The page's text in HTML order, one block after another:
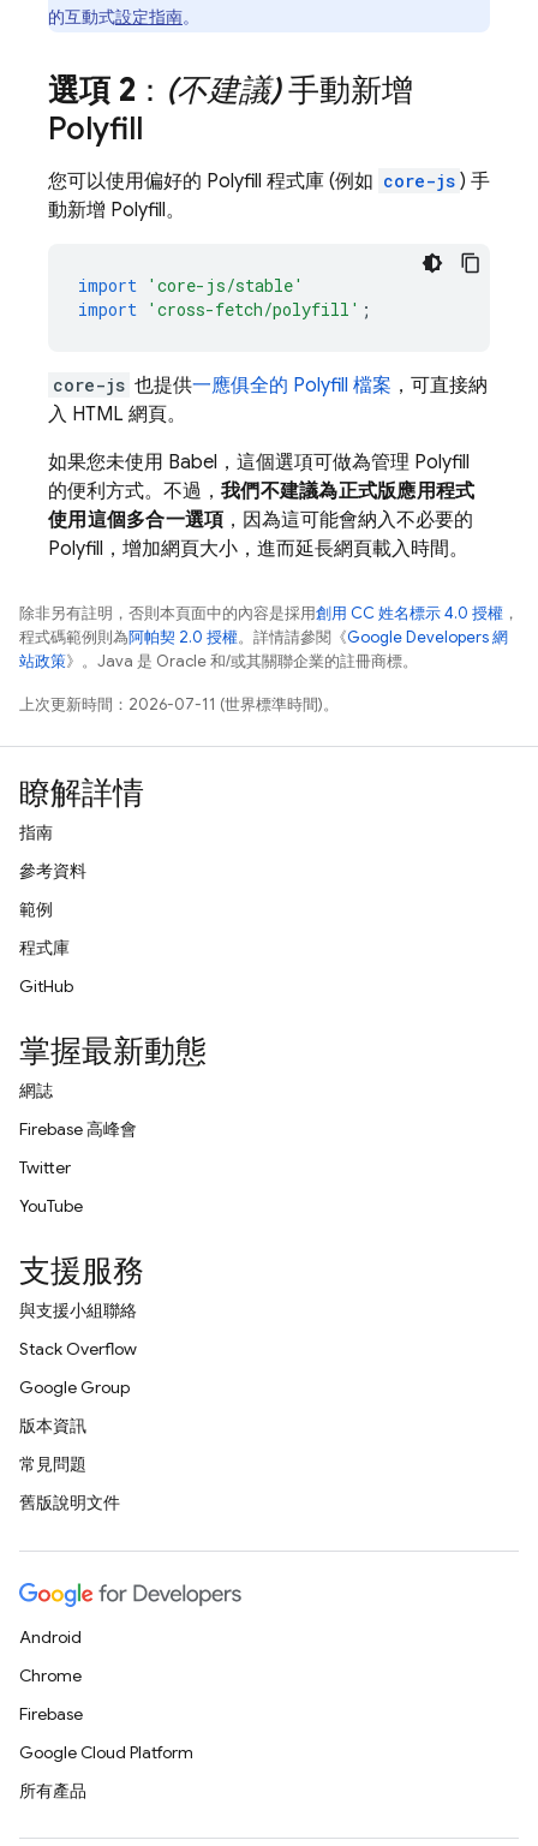
的互動式設定指南。
選項 2 ： (不建議)手動新增
Polyfill
您可以使用偏好的 Polyfill 程式庫 (例如 core-js ) 手
動新增 Polyfill。
import
'core-js/stable'
import
'cross-fetch/polyfill' ;
core-js 也提供一應俱全的 Polyfill 檔案 ，可直接納
入 HTML 網頁。
如果您未使用 Babel，這個選項可做為管理 Polyfill
的便利方式。不過， 我們不建議為正式版應用程式
使用這個多合一選項 ，因為這可能會納入不必要的
Polyfill，增加網頁大小，進而延長網頁載入時間。
除非另有註明，否則本頁面中的內容是採用創用 CC 姓名標示 4.0 授權 ，
程式碼範例則為阿帕契 2.0 授權。詳情請參閱《Google Developers 網
站政策》。Java 是 Oracle 和/或其關聯企業的註冊商標。
上次更新時間：2026-07-11 (世界標準時間)。
瞭解詳情
指南
參考資料
範例
程式庫
GitHub
掌握最新動態
網誌
Firebase 高峰會
Twitter
YouTube
支援服務
與支援小組聯絡
Stack Overflow
Google Group
版本資訊
常見問題
舊版說明文件
Android
Chrome
Firebase
Google Cloud Platform
所有產品